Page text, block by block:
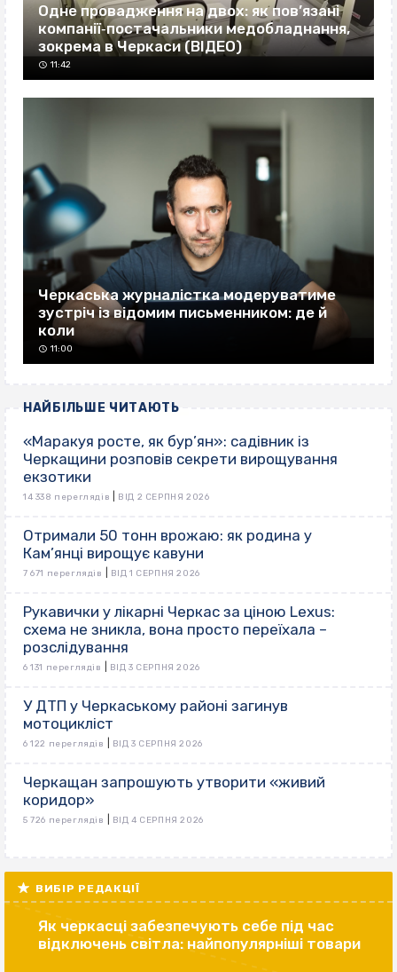
Одне провадження на двох: як пов’язані
компанії‐постачальники медобладнання,
зокрема в Черкаси (ВІДЕО)
11:42
Черкаська журналістка модеруватиме
зустріч із відомим письменником: де й
коли
11:00
НАЙБІЛЬШЕ ЧИТАЮТЬ
«Маракуя росте, як бур’ян»: садівник із
Черкащини розповів секрети вирощування
екзотики
14 338 переглядів ВІД 2 СЕРПНЯ 2026
Отримали 50 тонн врожаю: як родина у
Кам’янці вирощує кавуни
7 671 переглядів ВІД 1 СЕРПНЯ 2026
Рукавички у лікарні Черкас за ціною Lexus:
схема не зникла, вона просто переїхала –
розслідування
6 131 переглядів ВІД 3 СЕРПНЯ 2026
У ДТП у Черкаському районі загинув
мотоцикліст
6 122 переглядів ВІД 3 СЕРПНЯ 2026
Черкащан запрошують утворити «живий
коридор»
5 726 переглядів ВІД 4 СЕРПНЯ 2026
ВИБІР РЕДАКЦІЇ
Як черкасці забезпечують себе під час
відключень світла: найпопулярніші товари